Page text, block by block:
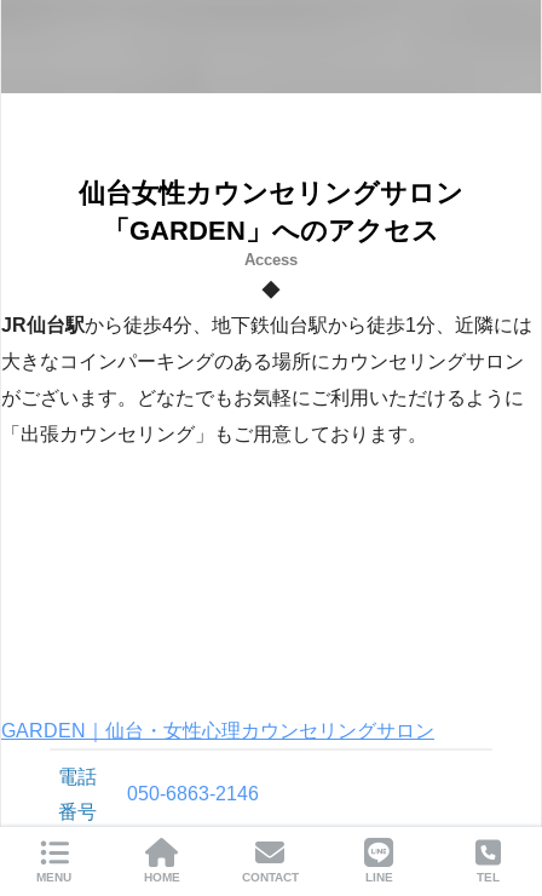
仙台女性カウンセリングサロン
「GARDEN」へのアクセス
◆
JR仙台駅から徒歩4分、地下鉄仙台駅から徒歩1分、近隣には
大きなコインパーキングのある場所にカウンセリングサロン
がございます。どなたでもお気軽にご利用いただけるように
「出張カウンセリング」もご用意しております。
GARDEN｜仙台・女性心理カウンセリングサロン
電話
番号
050-6863-2146
所在
宮城県仙台市青葉区中央区4丁目10-3 JM
MENU HOME CONTACT LINE TEL